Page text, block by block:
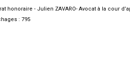
honoraire - Julien ZAVARO- Avocat à la cour
: 795